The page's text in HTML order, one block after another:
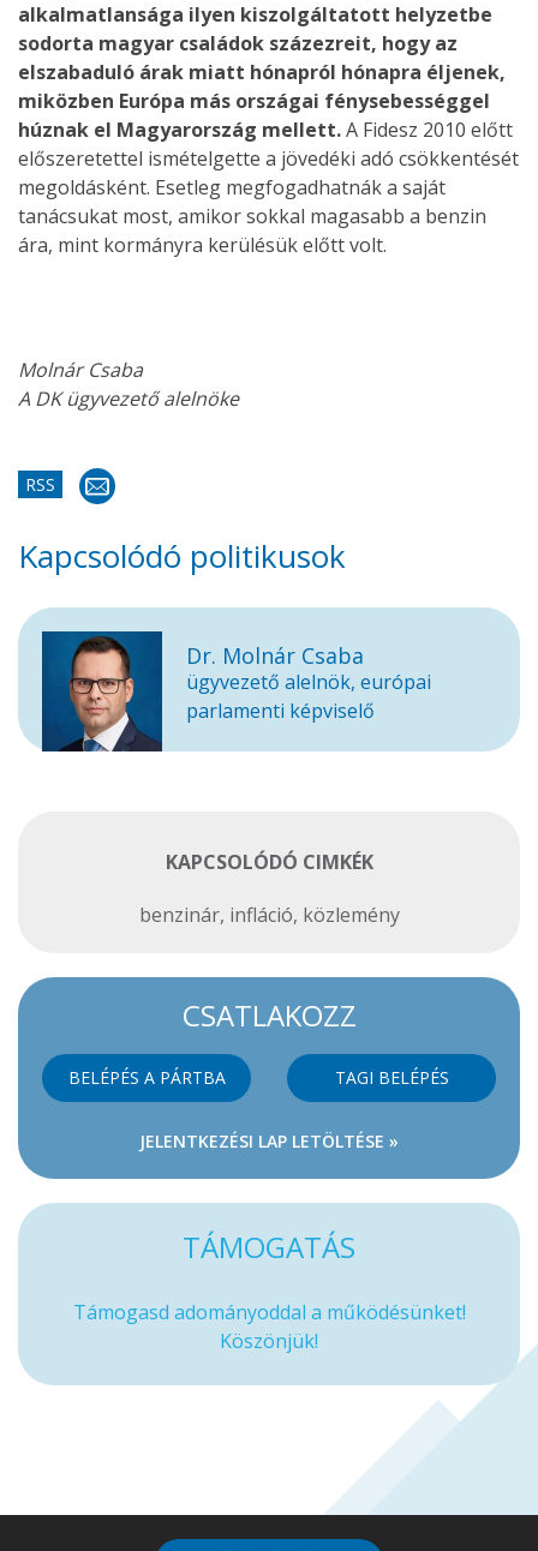
alkalmatlansága ilyen kiszolgáltatott helyzetbe
sodorta magyar családok százezreit, hogy az
elszabaduló árak miatt hónapról hónapra éljenek,
miközben Európa más országai fénysebességgel
húznak el Magyarország mellett.A Fidesz 2010 előtt
előszeretettel ismételgette a jövedéki adó csökkentését
megoldásként. Esetleg megfogadhatnák a saját
tanácsukat most, amikor sokkal magasabb a benzin
ára, mint kormányra kerülésük előtt volt.
Molnár Csaba
A DK ügyvezető alelnöke
RSS
Kapcsolódó politikusok
Dr. Molnár Csaba
ügyvezető alelnök, európai
parlamenti képviselő
KAPCSOLÓDÓ CIMKÉK
benzinár, infláció, közlemény
CSATLAKOZZ
BELÉPÉS A PÁRTBA TAGI BELÉPÉS
JELENTKEZÉSI LAP LETÖLTÉSE »
TÁMOGATÁS
Támogasd adományoddal a működésünket!
Köszönjük!